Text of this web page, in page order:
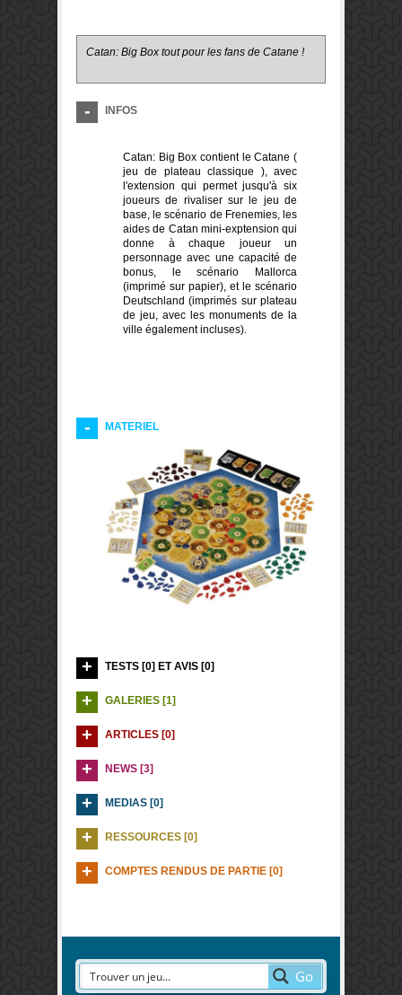
Catan: Big Box tout pour les fans de Catane !
INFOS
Catan: Big Box contient le Catane (
jeu de plateau classique ), avec
l'extension qui permet jusqu'à six
joueurs de rivaliser sur le jeu de
base, le scénario de Frenemies, les
aides de Catan mini-exptension qui
donne à chaque joueur un
personnage avec une capacité de
bonus, le scénario Mallorca
(imprimé sur papier), et le scénario
Deutschland (imprimés sur plateau
de jeu, avec les monuments de la
ville également incluses).
MATERIEL
TESTS [0] ET AVIS [0]
GALERIES [1]
ARTICLES [0]
NEWS [3]
MEDIAS [0]
RESSOURCES [0]
COMPTES RENDUS DE PARTIE [0]
Go